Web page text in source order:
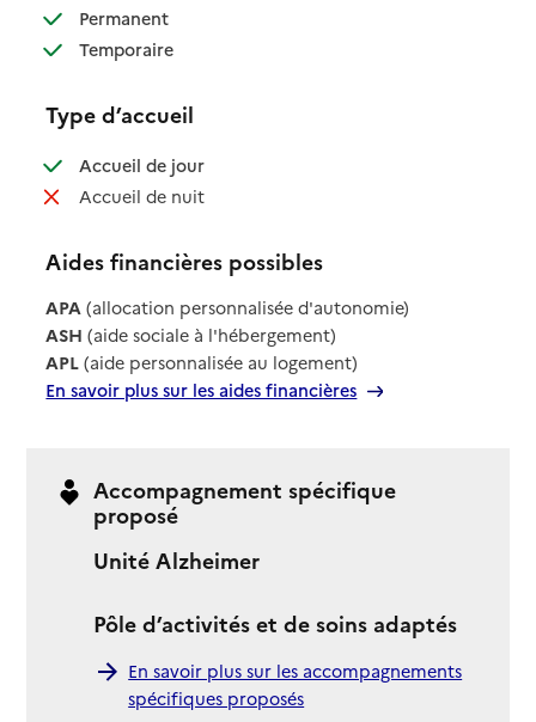
Permanent: disponible
Temporaire: disponible
Type d’accueil
Accueil de jour: disponible
Accueil de nuit: non disponible
Aides financières possibles
APA (allocation personnalisée d'autonomie)
ASH (aide sociale à l'hébergement)
APL (aide personnalisée au logement)
En savoir plus sur les aides financières
Accompagnement spécifique
proposé
Unité Alzheimer
Pôle d’activités et de soins adaptés
En savoir plus sur les accompagnements
spécifiques proposés